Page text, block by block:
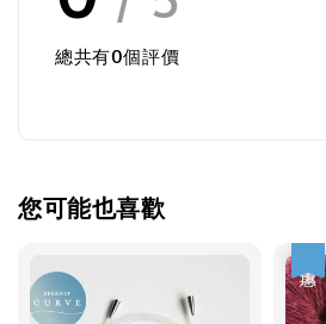
總共有0個評價
您可能也喜歡